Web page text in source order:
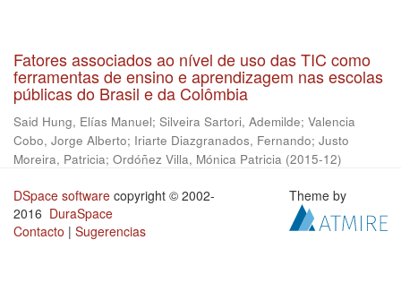
Fatores associados ao nível de uso das TIC como
ferramentas de ensino e aprendizagem nas escolas
públicas do Brasil e da Colômbia
Said Hung, Elías Manuel; Silveira Sartori, Ademilde; Valencia
Cobo, Jorge Alberto; Iriarte Diazgranados, Fernando; Justo
Moreira, Patricia; Ordóñez Villa, Mónica Patricia (2015-12)
DSpace software copyright © 2002-
2016 DuraSpace
Contacto | Sugerencias
Theme by